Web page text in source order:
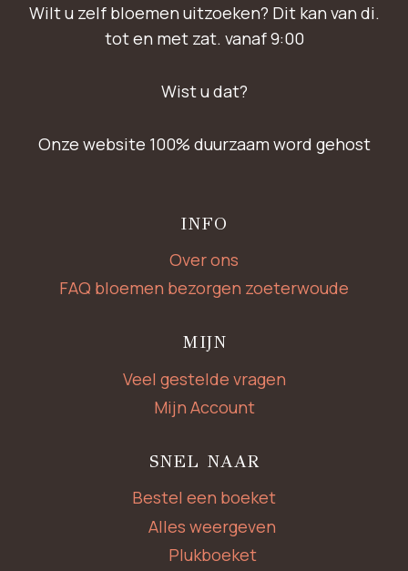
Wilt u zelf bloemen uitzoeken? Dit kan van di.
tot en met zat. vanaf 9:00
Wist u dat?
Onze website 100% duurzaam word gehost
INFO
Over ons
FAQ bloemen bezorgen zoeterwoude
MIJN
Veel gestelde vragen
Mijn Account
SNEL NAAR
Bestel een boeket
Alles weergeven
Plukboeket